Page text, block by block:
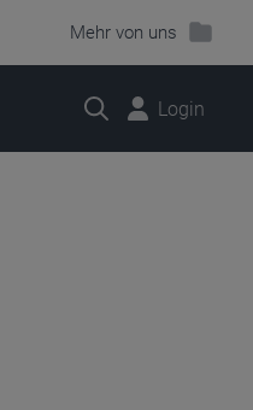
Mehr von uns
Suche Login